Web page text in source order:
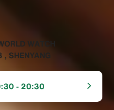
WATCH
, SHENYANG‬
- 20:30